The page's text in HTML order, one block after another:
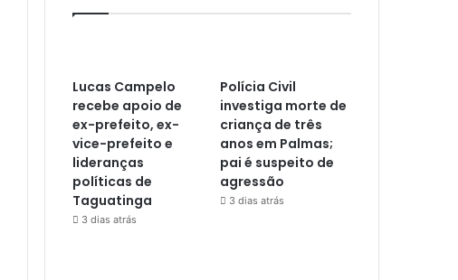
Lucas Campelo
recebe apoio de
ex-prefeito, ex-
vice-prefeito e
lideranças
políticas de
Taguatinga
3 dias atrás
Polícia Civil
investiga morte de
criança de três
anos em Palmas;
pai é suspeito de
agressão
3 dias atrás